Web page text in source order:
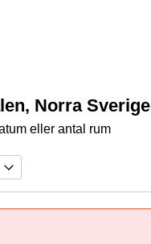
Norra Sverige
eller antal rum